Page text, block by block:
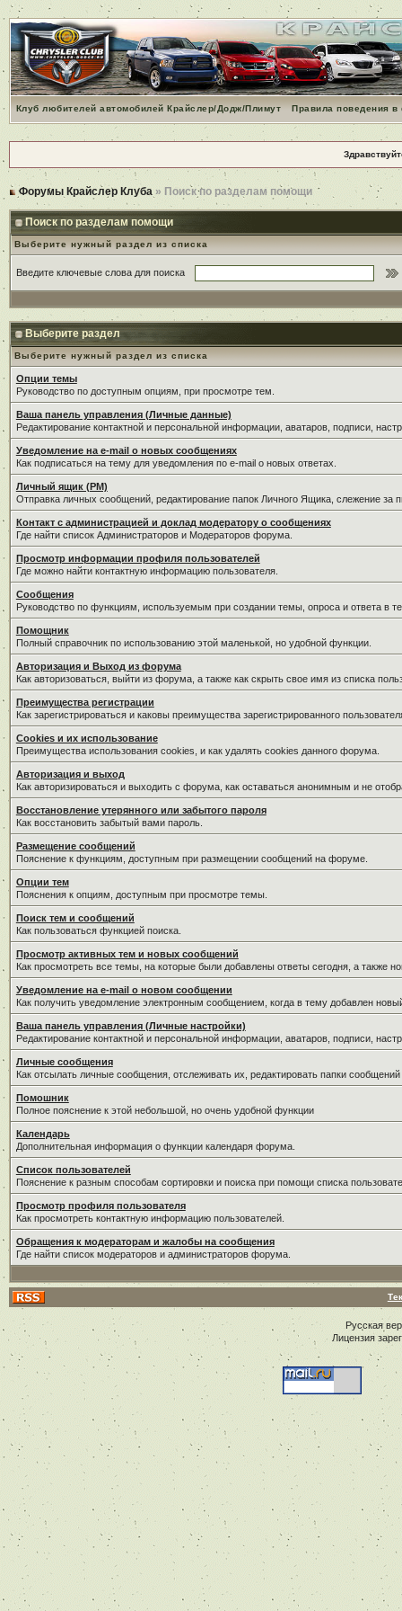
Клуб любителей автомобилей Крайслер/Додж/Плимут Правила поведения
Форумы Крайслер Клуба » Поиск по разделам помощи
Поиск по разделам помощи
Выберите нужный раздел из списка
Введите ключевые слова для поиска
Выберите раздел
Выберите нужный раздел из списка
Опции темы
Руководство по доступным опциям, при просмотре тем.
Ваша панель управления (Личные данные)
Редактирование контактной и персональной информации, аватаров, подписи,
Уведомление на e-mail о новых сообщениях
Как подписаться на тему для уведомления по e-mail о новых ответах.
Личный ящик (PM)
Отправка личных сообщений, редактирование папок Личного Ящика, слежение
Контакт с администрацией и доклад модератору о сообщениях
Где найти список Администраторов и Модераторов форума.
Просмотр информации профиля пользователей
Где можно найти контактную информацию пользователя.
Сообщения
Руководство по функциям, используемым при создании темы, опроса и ответа в
Помощник
Полный справочник по использованию этой маленькой, но удобной функции.
Авторизация и Выход из форума
Как авторизоваться, выйти из форума, а также как скрыть свое имя из списка
Преимущества регистрации
Как зарегистрироваться и каковы преимущества зарегистрированного
Cookies и их использование
Преимущества использования cookies, и как удалять cookies данного форума.
Авторизация и выход
Как авторизироваться и выходить с форума, как оставаться анонимным и не
Восстановление утерянного или забытого пароля
Как восстановить забытый вами пароль.
Размещение сообщений
Пояснение к функциям, доступным при размещении сообщений на форуме.
Опции тем
Пояснения к опциям, доступным при просмотре темы.
Поиск тем и сообщений
Как пользоваться функцией поиска.
Просмотр активных тем и новых сообщений
Как просмотреть все темы, на которые были добавлены ответы сегодня, а также
Уведомление на е-mail о новом сообщении
Как получить уведомление электронным сообщением, когда в тему добавлен
Ваша панель управления (Личные настройки)
Редактирование контактной и персональной информации, аватаров, подписи,
Личные сообщения
Как отсылать личные сообщения, отслеживать их, редактировать папки
Помошник
Полное пояснение к этой небольшой, но очень удобной функции
Календарь
Дополнительная информация о функции календаря форума.
Список пользователей
Пояснение к разным способам сортировки и поиска при помощи списка
Просмотр профиля пользователя
Как просмотреть контактную информацию пользователей.
Обращения к модераторам и жалобы на сообщения
Где найти список модераторов и администраторов форума.
Русская
Лицензия